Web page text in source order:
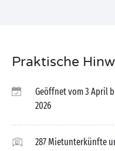
Praktische
Geöffnet vom 3 April
2026
287 Mietunterkünfte